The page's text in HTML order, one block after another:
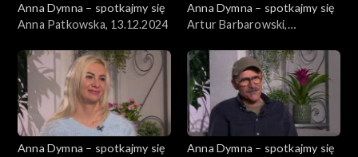
Anna Dymna – spotkajmy się
Anna Patkowska, 13.12.2024
Anna Dymna – spotkajmy się
Artur Barbarowski,
Anna Dymna – spotkajmy się
Anna Dymna – spotkajmy się